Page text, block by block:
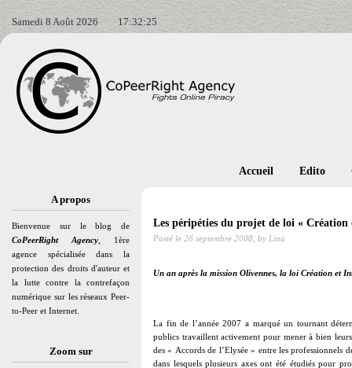
Samedi 8 Août 2026 17:32:26
A propos
Bienvenue sur le blog de
CoPeerRight Agency , 1ère
agence spécialisée dans la
protection des droits d'auteur et
la lutte contre la contrefaçon
numérique sur les réseaux Peer-
to-Peer et Internet.
Zoom sur
Accueil Edito
Les péripéties du projet de loi «
Posté le 26 septembre 2008, by Lina
Un an après la mission Olivennes, la loi Création et
La fin de l’année 2007 a marqué un tournant
publics travaillent activement pour mener à bien
des « Accords de l’Elysée » entre les professionnels
dans lesquels plusieurs axes ont été étudiés pour